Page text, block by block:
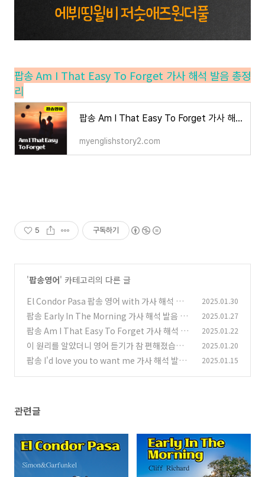
팝송 Am I That Easy To Forget 가사 해석 발음 총정
리
팝송 Am I That Easy To Forget 가사 해석 발음 총정리
myenglishstory2.com
5 구독하기
'팝송영어' 카테고리의 다른 글
El Condor Pasa 팝송 영어 with 가사 해석 발음
총정리
(1)
2025.01.30
팝송 Early In The Morning 가사 해석 발음 총
정리
(2)
2025.01.27
팝송 Am I That Easy To Forget 가사 해석 발
음 총정리
(3)
2025.01.22
이 원리를 알았더니 영어 듣기가 참 편해졌습니다
(3)
2025.01.20
팝송 I'd love you to want me 가사 해석 발음
2025.01.15
관련글